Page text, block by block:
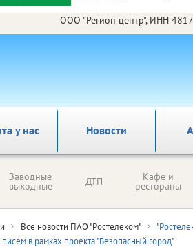
ООО "Регион центр", ИНН
у нас Новости
Заводные
выходные ДТП Кафе и
рестораны
Все новости ПАО "Ростелеком"
писем в рамках проекта "Безопасный город"